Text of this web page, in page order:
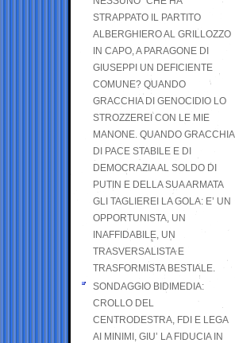
STRAPPATO IL PARTITO
ALBERGHIERO AL GRILLOZZO
IN CAPO, A PARAGONE DI
GIUSEPPI UN DEFICIENTE
COMUNE? QUANDO
GRACCHIA DI GENOCIDIO LO
STROZZEREI CON LE MIE
MANONE. QUANDO GRACCHIA
DI PACE STABILE E DI
DEMOCRAZIA AL SOLDO DI
PUTIN E DELLA SUA ARMATA
GLI TAGLIEREI LA GOLA: E’ UN
OPPORTUNISTA, UN
INAFFIDABILE, UN
TRASVERSALISTA E
TRASFORMISTA BESTIALE.
SONDAGGIO BIDIMEDIA:
CROLLO DEL
CENTRODESTRA, FDI E LEGA
AI MINIMI, GIU’ LA FIDUCIA IN